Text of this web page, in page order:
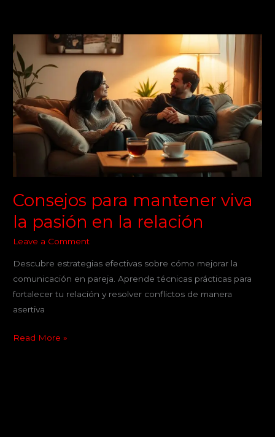
Consejos para mantener viva
la pasión en la relación
Leave a Comment
Descubre estrategias efectivas sobre cómo mejorar la
comunicación en pareja. Aprende técnicas prácticas para
fortalecer tu relación y resolver conflictos de manera
asertiva
Consejos
para
mantener
viva
la
pasión
en
Read More »